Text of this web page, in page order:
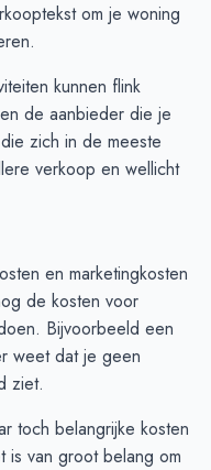
om je woning
kunnen flink
de aanbieder die je
zich in de meeste
verkoop en wellicht
en marketingkosten
de kosten voor
Bijvoorbeeld een
weet dat je geen
ziet.
toch belangrijke kosten
van groot belang om